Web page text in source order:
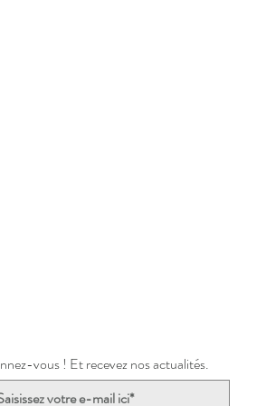
vous ! Et recevez nos actualités.